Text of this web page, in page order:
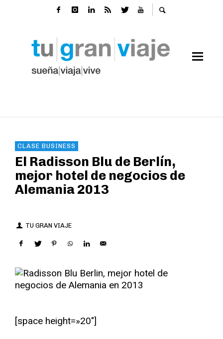
CLASE BUSINESS
El Radisson Blu de Berlín,
mejor hotel de negocios de
Alemania 2013
TU GRAN VIAJE
[space height=»20″]